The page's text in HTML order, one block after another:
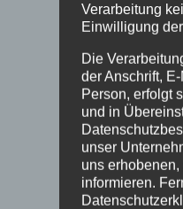
Verarbeitung
Einwilligung
Die
der Anschrift,
Person, erfolgt
und in
unser
uns
informieren.